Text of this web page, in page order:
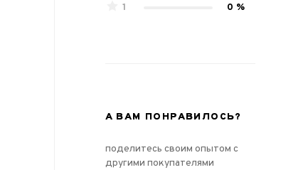
1 0 %
А ВАМ ПОНРАВИЛОСЬ?
поделитесь своим опытом с
другими покупателями